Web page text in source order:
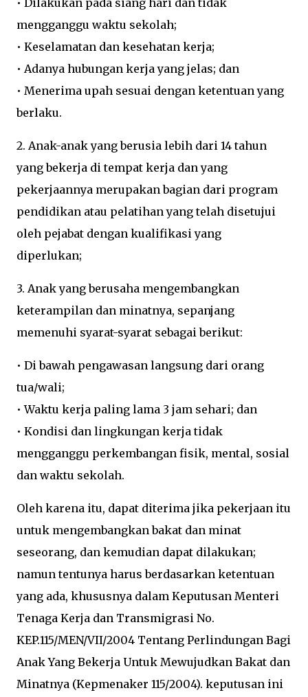
mengganggu waktu sekolah;
• Keselamatan dan kesehatan kerja;
• Adanya hubungan kerja yang jelas; dan
• Menerima upah sesuai dengan ketentuan yang
berlaku.
2. Anak-anak yang berusia lebih dari 14 tahun
yang bekerja di tempat kerja dan yang
pekerjaannya merupakan bagian dari program
pendidikan atau pelatihan yang telah disetujui
oleh pejabat dengan kualifikasi yang
diperlukan;
3. Anak yang berusaha mengembangkan
keterampilan dan minatnya, sepanjang
memenuhi syarat-syarat sebagai berikut:
• Di bawah pengawasan langsung dari orang
tua/wali;
•Waktu kerja paling lama 3 jam sehari; dan
• Kondisi dan lingkungan kerja tidak
mengganggu perkembangan fisik, mental, sosial
dan waktu sekolah.
Oleh karena itu, dapat diterima jika pekerjaan itu
untuk mengembangkan bakat dan minat
seseorang, dan kemudian dapat dilakukan;
namun tentunya harus berdasarkan ketentuan
yang ada, khususnya dalam Keputusan Menteri
Tenaga Kerja dan Transmigrasi No.
KEP.115/MEN/VII/2004 Tentang Perlindungan Bagi
Anak Yang Bekerja Untuk Mewujudkan Bakat dan
Minatnya (Kepmenaker 115/2004). keputusan ini